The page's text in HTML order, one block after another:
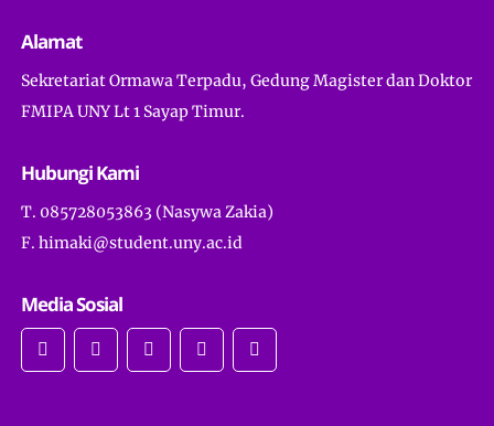
Alamat
Sekretariat Ormawa Terpadu, Gedung Magister dan Doktor
FMIPA UNY Lt 1 Sayap Timur.
Hubungi Kami
T. 085728053863 (Nasywa Zakia)
F. himaki@student.uny.ac.id
Media Sosial